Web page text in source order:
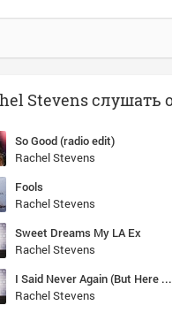
Stevens слушать
So Good (radio edit)
Rachel Stevens
Fools
Rachel Stevens
Sweet Dreams My LA Ex
Rachel Stevens
I Said Never Again (But Here We Are) (extended mix)
Rachel Stevens